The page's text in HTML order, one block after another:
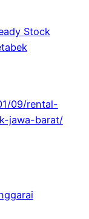
Stock
09/rental-
jawa-barat/